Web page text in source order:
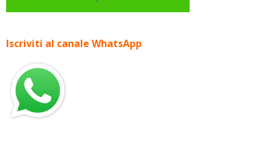
Iscriviti al canale WhatsApp